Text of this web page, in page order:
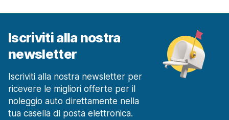
Iscriviti alla nostra
newsletter
Iscriviti alla nostra newsletter per
ricevere le migliori offerte per il
noleggio auto direttamente nella
tua casella di posta elettronica.